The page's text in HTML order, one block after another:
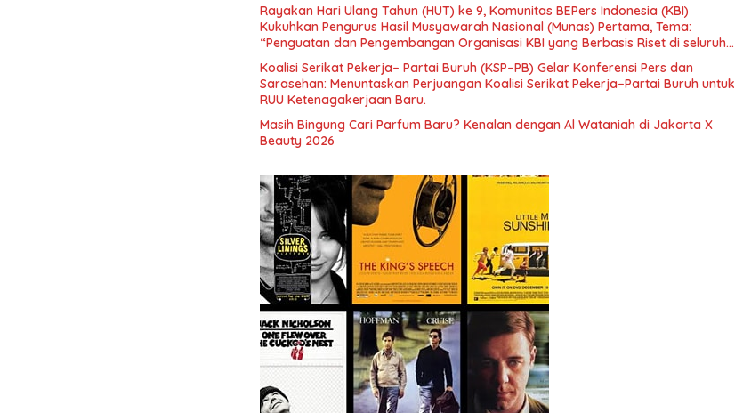
Rayakan Hari Ulang Tahun (HUT) ke 9, Komunitas BEPers Indonesia (KBI)
Kukuhkan Pengurus Hasil Musyawarah Nasional (Munas) Pertama, Tema:
“Penguatan dan Pengembangan Organisasi KBI yang Berbasis Riset di seluruh
Indonesia dan Mancanegara”.
Koalisi Serikat Pekerja– Partai Buruh (KSP–PB) Gelar Konferensi Pers dan
Sarasehan: Menuntaskan Perjuangan Koalisi Serikat Pekerja–Partai Buruh untuk
RUU Ketenagakerjaan Baru.
Masih Bingung Cari Parfum Baru? Kenalan dengan Al Wataniah di Jakarta X
Beauty 2026